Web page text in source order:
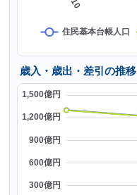
歳入・歳出・差引の推移